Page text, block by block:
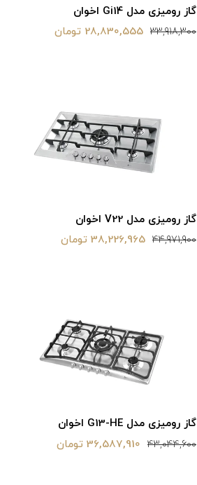
گاز رومیزی مدل Gi14 اخوان
33,918,300 28,830,555 تومان
گاز رومیزی مدل V22 اخوان
44,971,900 38,226,965 تومان
گاز رومیزی مدل G13-HE اخوان
43,044,600 36,587,910 تومان